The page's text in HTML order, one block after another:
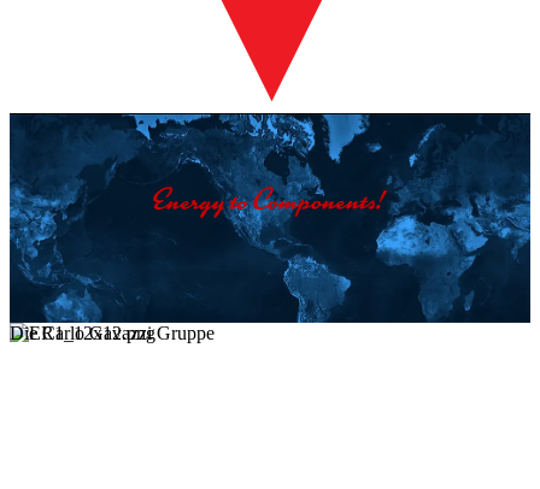
Die Carlo Gavazzi Gruppe